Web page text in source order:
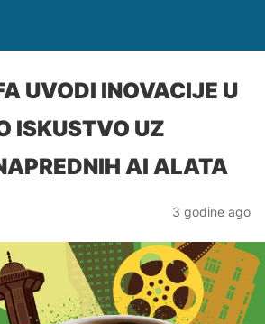
UVODI INOVACIJE U
ISKUSTVO UZ
AI ALATA
3 godine ago